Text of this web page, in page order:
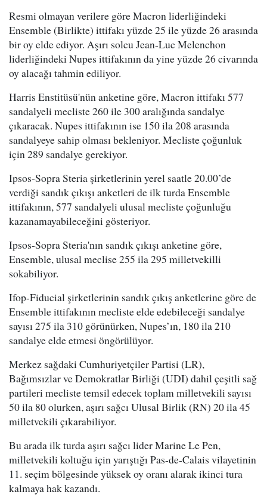
Resmi olmayan verilere göre Macron liderliğindeki
Ensemble (Birlikte) ittifakı yüzde 25 ile yüzde 26 arasında
bir oy elde ediyor. Aşırı solcu Jean-Luc Melenchon
liderliğindeki Nupes ittifakının da yine yüzde 26 civarında
oy alacağı tahmin ediliyor.
Harris Enstitüsü'nün anketine göre, Macron ittifakı 577
sandalyeli mecliste 260 ile 300 aralığında sandalye
çıkaracak. Nupes ittifakının ise 150 ila 208 arasında
sandalyeye sahip olması bekleniyor. Mecliste çoğunluk
için 289 sandalye gerekiyor.
Ipsos-Sopra Steria şirketlerinin yerel saatle 20.00’de
verdiği sandık çıkışı anketleri de ilk turda Ensemble
ittifakının, 577 sandalyeli ulusal mecliste çoğunluğu
kazanamayabileceğini gösteriyor.
Ipsos-Sopra Steria'nın sandık çıkışı anketine göre,
Ensemble, ulusal meclise 255 ila 295 milletvekilli
sokabiliyor.
Ifop-Fiducial şirketlerinin sandık çıkış anketlerine göre de
Ensemble ittifakının mecliste elde edebileceği sandalye
sayısı 275 ila 310 görünürken, Nupes’ın, 180 ila 210
sandalye elde etmesi öngörülüyor.
Merkez sağdaki Cumhuriyetçiler Partisi (LR),
Bağımsızlar ve Demokratlar Birliği (UDI) dahil çeşitli sağ
partileri mecliste temsil edecek toplam milletvekili sayısı
50 ila 80 olurken, aşırı sağcı Ulusal Birlik (RN) 20 ila 45
milletvekili çıkarabiliyor.
Bu arada ilk turda aşırı sağcı lider Marine Le Pen,
milletvekili koltuğu için yarıştığı Pas-de-Calais vilayetinin
11. seçim bölgesinde yüksek oy oranı alarak ikinci tura
kalmaya hak kazandı.